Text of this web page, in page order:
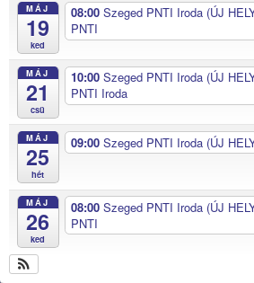
MÁJ
19
ked
08:00 Szeged PNTI Iroda (ÚJ
PNTI
MÁJ
21
csü
10:00 Szeged PNTI Iroda (ÚJ
PNTI Iroda
MÁJ
25
hét
09:00 Szeged PNTI Iroda (ÚJ
MÁJ
26
ked
08:00 Szeged PNTI Iroda (ÚJ
PNTI